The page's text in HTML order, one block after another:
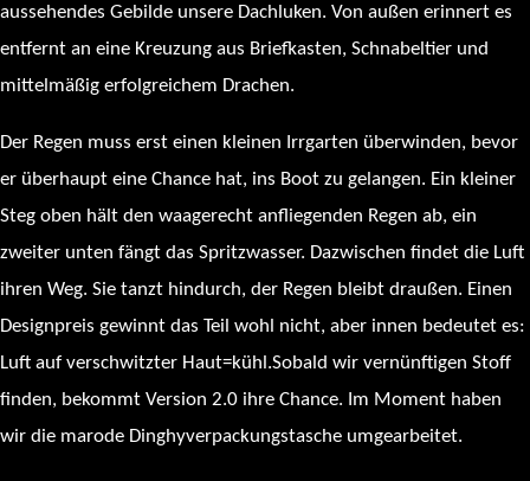
aussehendes Gebilde unsere Dachluken. Von außen erinnert es
entfernt an eine Kreuzung aus Briefkasten, Schnabeltier und
mittelmäßig erfolgreichem Drachen.
Der Regen muss erst einen kleinen Irrgarten überwinden, bevor
er überhaupt eine Chance hat, ins Boot zu gelangen. Ein kleiner
Steg oben hält den waagerecht anfliegenden Regen ab, ein
zweiter unten fängt das Spritzwasser. Dazwischen findet die Luft
ihren Weg. Sie tanzt hindurch, der Regen bleibt draußen. Einen
Designpreis gewinnt das Teil wohl nicht, aber innen bedeutet es:
Luft auf verschwitzter Haut=kühl.Sobald wir vernünftigen Stoff
finden, bekommt Version 2.0 ihre Chance. Im Moment haben
wir die marode Dinghyverpackungstasche umgearbeitet.